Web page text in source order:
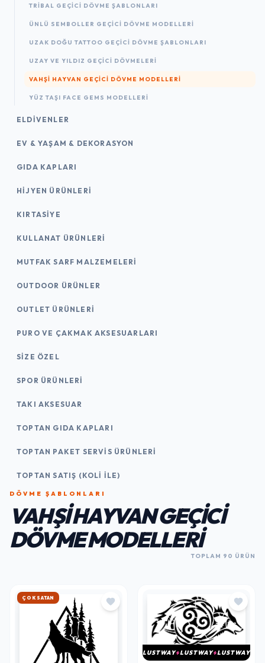
TRIBAL GEÇICI DÖVME ŞABLONLARI
ÜNLÜ SEMBOLLER GEÇICI DÖVME MODELLERI
UZAK DOĞU TATTOO GEÇICI DÖVME ŞABLONLARI
UZAY VE YILDIZ GEÇICI DÖVMELERI
VAHŞI HAYVAN GEÇICI DÖVME MODELLERI
YÜZ TAŞI FACE GEMS MODELLERI
ELDIVENLER
EV & YAŞAM & DEKORASYON
GIDA KAPLARI
HIJYEN ÜRÜNLERI
KIRTASİYE
KULLANAT ÜRÜNLERI
MUTFAK SARF MALZEMELERI
OUTDOOR ÜRÜNLER
OUTLET ÜRÜNLERI
PURO VE ÇAKMAK AKSESUARLARI
SIZE ÖZEL
SPOR ÜRÜNLERI
TAKI AKSESUAR
TOPTAN GIDA KAPLARI
TOPTAN PAKET SERVIS ÜRÜNLERI
TOPTAN SATIŞ (KOLI İLE)
DÖVME ŞABLONLARI
VAHŞI HAYVAN GEÇICI
DÖVME MODELLERI
TOPLAM 90 ÜRÜN
HIZLI KARGO
LUSTWAY LUSTWAY LUSTWAY